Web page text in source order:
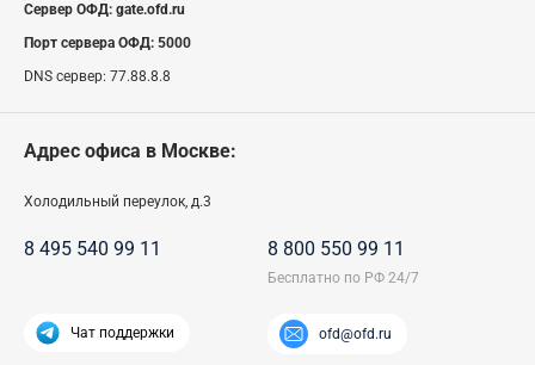
Сервер ОФД: gate.ofd.ru
Порт сервера ОФД: 5000
DNS сервер: 77.88.8.8
Адрес офиса в Москве:
Холодильный переулок, д.3
8 495 540 99 11 8 800 550 99 11
Чат поддержки ofd@ofd.ru